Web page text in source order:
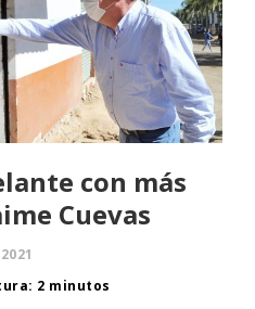
con más
Cuevas
2 minutos